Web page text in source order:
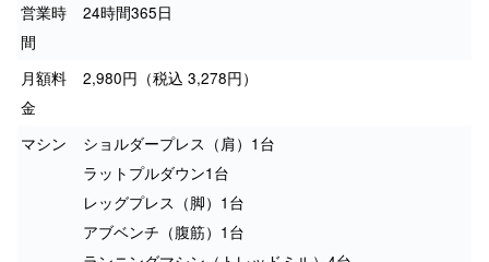
営業時
間
24時間365日
月額料
金
2,980円（税込 3,278円）
マシン
ショルダープレス（肩）1台
ラットプルダウン1台
レッグプレス（脚）1台
アブベンチ（腹筋）1台